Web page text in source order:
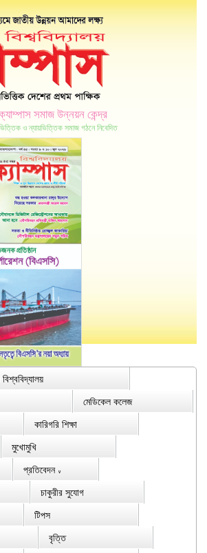
সমাজ উন্নয়ন কেন্দ্র
ও ন্যায়ভিত্তিক সমাজ গঠনে নিবেদিত
মেডিকেল কলেজ
কারিগরি শিক্ষা
মুখোমুখি
প্রতিবেদন ∨
চাকুরীর সুযোগ
টিপস
বৃত্তি